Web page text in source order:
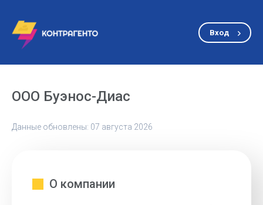
Вход
ООО Буэнос-Диас
Данные обновлены: 07 августа 2026
О компании